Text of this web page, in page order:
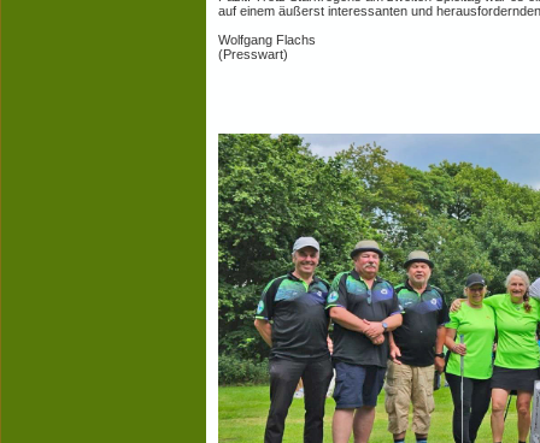
auf einem äußerst interessanten und
Wolfgang Flachs
(Presswart)